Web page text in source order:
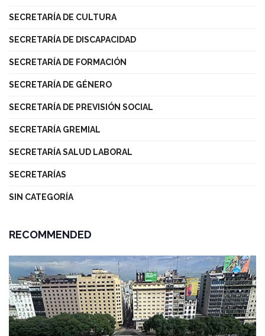
SECRETARÍA DE CULTURA
SECRETARÍA DE DISCAPACIDAD
SECRETARÍA DE FORMACIÓN
SECRETARÍA DE GÉNERO
SECRETARÍA DE PREVISIÓN SOCIAL
SECRETARÍA GREMIAL
SECRETARÍA SALUD LABORAL
SECRETARÍAS
SIN CATEGORÍA
RECOMMENDED